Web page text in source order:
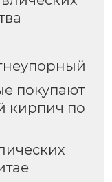
покупают
кирпич по